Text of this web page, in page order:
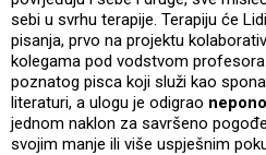
sebi u svrhu terapije. Terapiju će
pisanja, prvo na projektu
kolegama pod vodstvom profesora
poznatog pisca koji služi kao spona
literaturi, a ulogu je odigrao
jednom naklon za savršeno
svojim manje ili više uspješnim